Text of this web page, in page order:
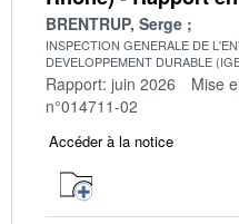
BRENTRUP, Serge
INSPECTION GENERALE DE
DEVELOPPEMENT DURABLE
Rapport: juin 2026 Mise
n°014711-02
Accéder à la notice